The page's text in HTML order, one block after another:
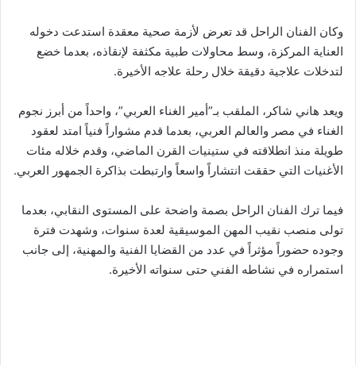
وكان الفنان الراحل قد تعرض لأزمة صحية معقدة استدعت دخوله
العناية المركزة، وسط محاولات طبية مكثفة لإنقاذه، بعدما خضع
لتدخلات علاجية دقيقة خلال رحلة علاجه الأخيرة.
ويعد هاني شاكر، الملقب بـ”أمير الغناء العربي”، واحداً من أبرز نجوم
الغناء في مصر والعالم العربي، بعدما قدم مشواراً فنياً امتد لعقود
طويلة منذ انطلاقته في ستينيات القرن الماضي، وقدم خلاله مئات
الأغنيات التي حققت انتشاراً واسعاً وارتبطت بذاكرة الجمهور العربي.
فيما ترك الفنان الراحل بصمة واضحة على المستوى النقابي، بعدما
تولى منصب نقيب المهن الموسيقية لعدة سنوات، وشهدت فترة
وجوده حضوراً مؤثراً في عدد من القضايا الفنية والمهنية، إلى جانب
استمراره في نشاطه الفني حتى سنواته الأخيرة.